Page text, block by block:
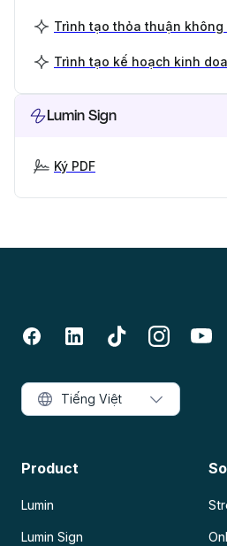
Trình tạo thỏa thuận không
Trình tạo kế hoạch kinh
Lumin Sign
Ký PDF
Product
Lumin
Lumin Sign
Tiếng Việt